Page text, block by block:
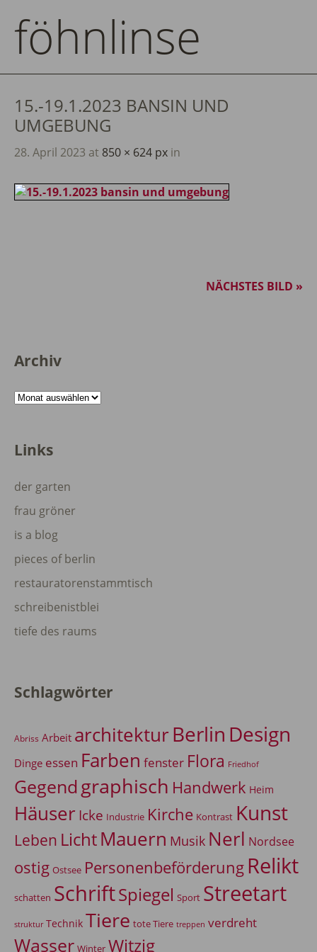
föhnlinse
15.-19.1.2023 BANSIN UND
UMGEBUNG
28. April 2023 at 850 × 624 px in
NÄCHSTES BILD »
Archiv
Archiv
Links
der garten
frau gröner
is a blog
pieces of berlin
restauratorenstammtisch
schreibenistblei
tiefe des raums
Schlagwörter
Abriss Arbeit architekturBerlin Design
Dinge essen Farben fenster Flora Friedhof
Gegendgraphisch Handwerk Heim
Häuser Icke Industrie Kirche Kontrast Kunst
Leben LichtMauern Musik Nerl Nordsee
ostig Ostsee Personenbeförderung Relikt
schatten SchriftSpiegel Sport Streetart
struktur Technik Tiere tote Tiere treppen verdreht
Wasser Winter Witzig